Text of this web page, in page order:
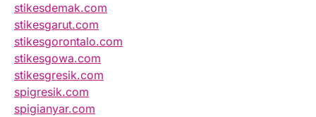
stikesdemak.com
stikesgarut.com
stikesgorontalo.com
stikesgowa.com
stikesgresik.com
spigresik.com
spigianyar.com